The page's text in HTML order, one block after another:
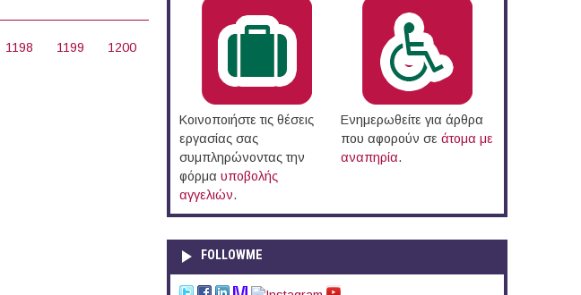
1198 1199
1200
Κοινοποιήστε τις θέσεις
εργασίας σας
συμπληρώνοντας την
φόρμα υποβολής
αγγελιών.
Ενημερωθείτε για άρθρα
που αφορούν σε άτομα με
αναπηρία.
FOLLOWME